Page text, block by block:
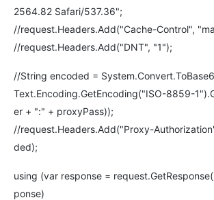
2564.82 Safari/537.36";
//request.Headers.Add("Cache-Control",
//request.Headers.Add("DNT", "1");
//String encoded =
Text.Encoding.GetEncoding("ISO-8859-
er + ":" + proxyPass));
//request.Headers.Add("Proxy-
ded);
using (var response =
ponse)